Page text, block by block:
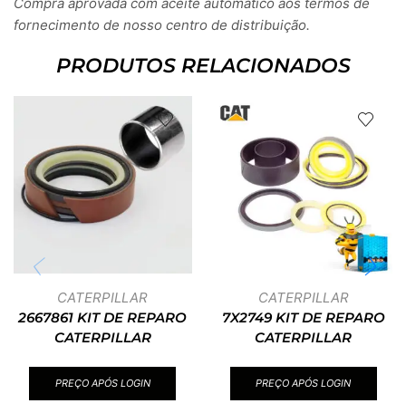
fornecimento de nosso centro de distribuição.
PRODUTOS RELACIONADOS
CATERPILLAR
2667861 KIT DE REPARO
CATERPILLAR
PREÇO APÓS LOGIN
CATERPILLAR
7X2749 KIT DE REPARO
CATERPILLAR
PREÇO APÓS LOGIN